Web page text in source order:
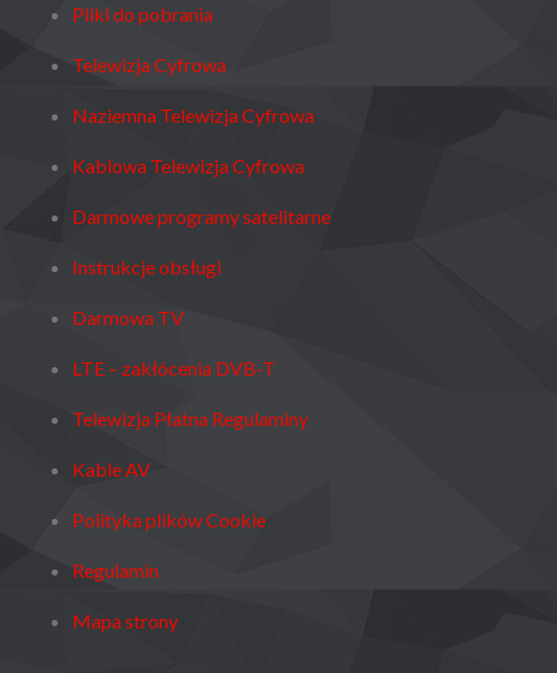
Pliki do pobrania
Telewizja Cyfrowa
Naziemna Telewizja Cyfrowa
Kablowa Telewizja Cyfrowa
Darmowe programy satelitarne
Instrukcje obsługi
Darmowa TV
LTE – zakłócenia DVB-T
Telewizja Płatna Regulaminy
Kable AV
Polityka plików Cookie
Regulamin
Mapa strony